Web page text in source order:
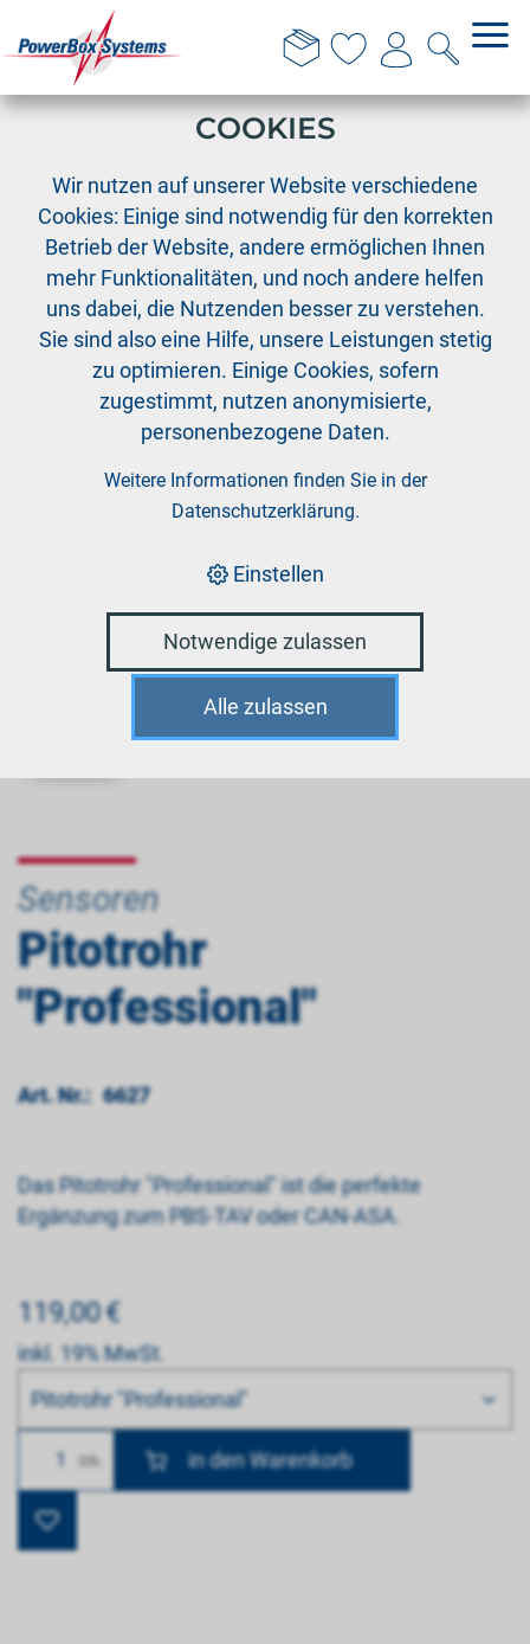
Sensoren
Pitotrohr
"Professional"
Art. Nr.: 6627
Das Pitotrohr "Professional" ist die perfekte
Ergänzung zum PBS-TAV oder CAN-ASA.
119,00€
inkl. 19% MwSt.
Bitte wählen
Pitotrohr "Professional"
Anzahl Stk.
DIESE WEBSITE VERWENDET
COOKIES
Wir nutzen auf unserer Website verschiedene
Cookies: Einige sind notwendig für den korrekten
Betrieb der Website, andere ermöglichen Ihnen
mehr Funktionalitäten, und noch andere helfen
uns dabei, die Nutzenden besser zu verstehen.
Sie sind also eine Hilfe, unsere Leistungen stetig
zu optimieren. Einige Cookies, sofern
zugestimmt, nutzen anonymisierte,
personenbezogene Daten.
Weitere Informationen finden Sie in der
Datenschutzerklärung.
Einstellen
Notwendige zulassen
Alle zulassen